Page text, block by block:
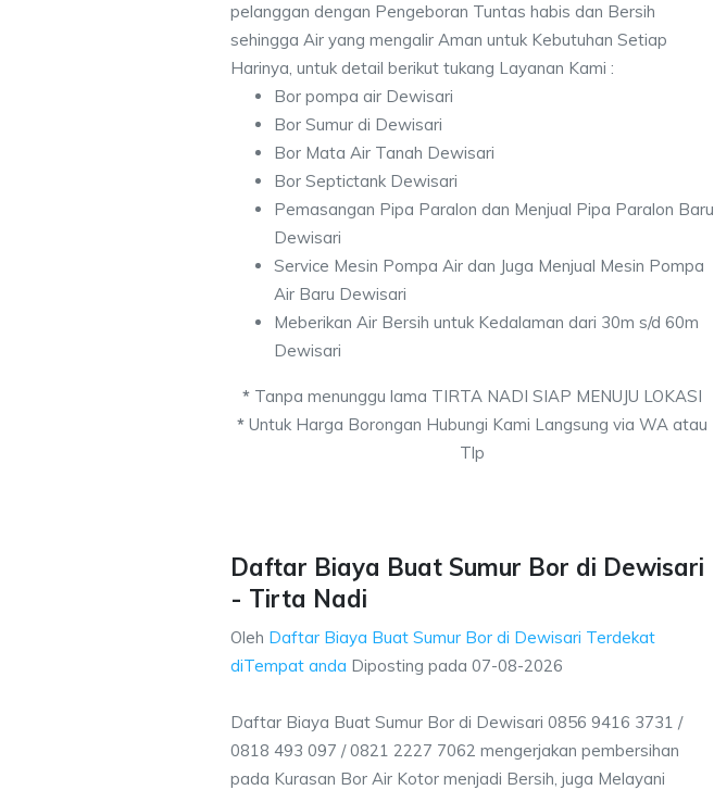
pelanggan dengan Pengeboran Tuntas habis dan Bersih
sehingga Air yang mengalir Aman untuk Kebutuhan Setiap
Harinya, untuk detail berikut tukang Layanan Kami :
Bor pompa air Dewisari
Bor Sumur di Dewisari
Bor Mata Air Tanah Dewisari
Bor Septictank Dewisari
Pemasangan Pipa Paralon dan Menjual Pipa Paralon Baru
Dewisari
Service Mesin Pompa Air dan Juga Menjual Mesin Pompa
Air Baru Dewisari
Meberikan Air Bersih untuk Kedalaman dari 30m s/d 60m
Dewisari
* Tanpa menunggu lama TIRTA NADI SIAP MENUJU LOKASI
* Untuk Harga Borongan Hubungi Kami Langsung via WA atau
Tlp
Daftar Biaya Buat Sumur Bor di Dewisari
- Tirta Nadi
Oleh Daftar Biaya Buat Sumur Bor di Dewisari Terdekat
diTempat anda Diposting pada 07-08-2026
Daftar Biaya Buat Sumur Bor di Dewisari 0856 9416 3731 /
0818 493 097 / 0821 2227 7062 mengerjakan pembersihan
pada Kurasan Bor Air Kotor menjadi Bersih, juga Melayani